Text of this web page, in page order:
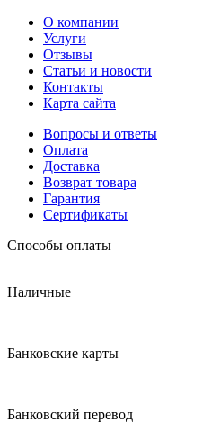
О компании
Услуги
Отзывы
Статьи и новости
Контакты
Карта сайта
Вопросы и ответы
Оплата
Доставка
Возврат товара
Гарантия
Сертификаты
Способы оплаты
Наличные
Банковские карты
Банковский перевод